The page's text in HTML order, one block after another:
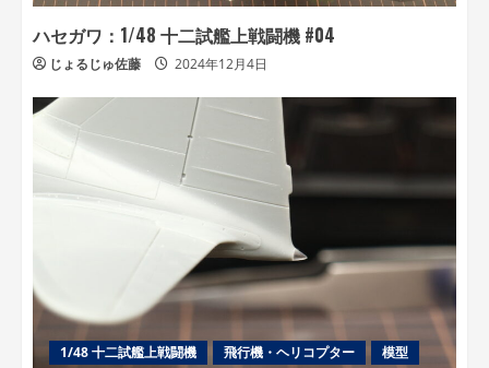
ハセガワ：1/48 十二試艦上戦闘機 #04
じょるじゅ佐藤 2024年12月4日
1/48 十二試艦上戦闘機 飛行機・ヘリコプター 模型